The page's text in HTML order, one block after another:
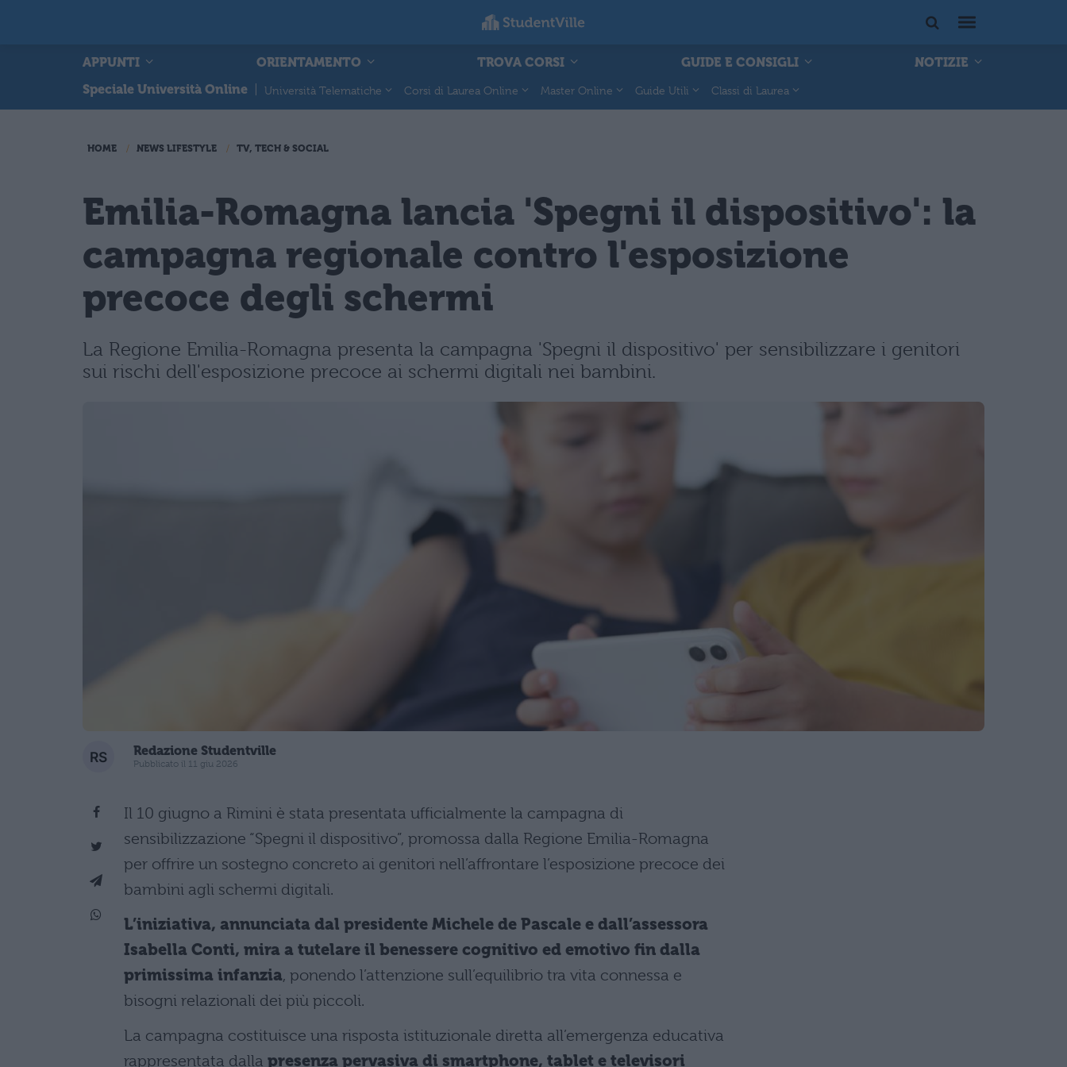
APPUNTI ORIENTAMENTO TROVA CORSI GUIDE E CONSIGLI
NOTIZIE
Speciale Università Online
Università Telematiche Corsi di Laurea Online Master Online Guide Utili Classi di Laurea
HOME NEWS LIFESTYLE TV, TECH & SOCIAL
Emilia-Romagna lancia 'Spegni il dispositivo': la
campagna regionale contro l'esposizione
precoce degli schermi
La Regione Emilia-Romagna presenta la campagna 'Spegni il dispositivo' per sensibilizzare i genitori
sui rischi dell'esposizione precoce ai schermi digitali nei bambini.
Redazione Studentville
Pubblicato il 11 giu 2026
Il 10 giugno a Rimini è stata presentata ufficialmente la campagna di
sensibilizzazione “Spegni il dispositivo”, promossa dalla Regione Emilia-Romagna
per offrire un sostegno concreto ai genitori nell’affrontare l’esposizione precoce dei
bambini agli schermi digitali.
L’iniziativa, annunciata dal presidente Michele de Pascale e dall’assessora
Isabella Conti, mira a tutelare il benessere cognitivo ed emotivo fin dalla
primissima infanzia, ponendo l’attenzione sull’equilibrio tra vita connessa e
bisogni relazionali dei più piccoli.
La campagna costituisce una risposta istituzionale diretta all’emergenza educativa
rappresentata dalla presenza pervasiva di smartphone, tablet e televisori